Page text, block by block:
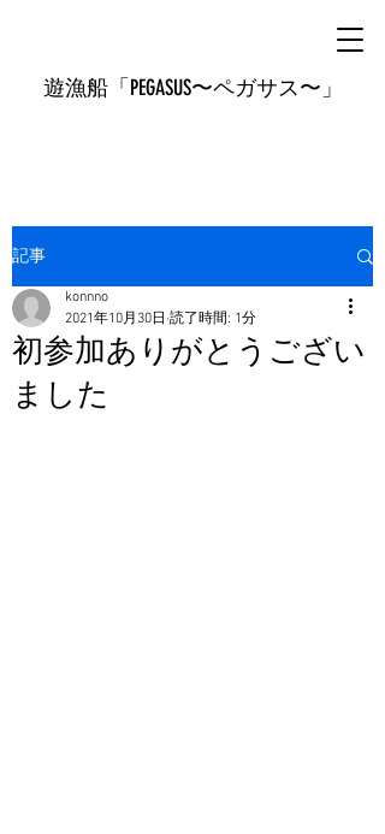
遊漁船「PEGASUS〜ペガサス〜」
記事
初参加ありがとうござい
ました
konnno
2021年10月30日 読了時間: 1分